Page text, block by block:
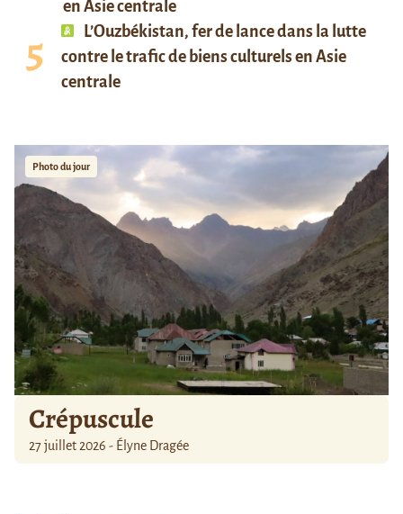
en Asie centrale
L’Ouzbékistan, fer de lance dans la lutte
contre le trafic de biens culturels en Asie
centrale
Photo du jour
Crépuscule
27 juillet 2026 - Élyne Dragée